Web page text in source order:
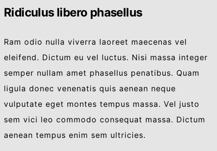
Ridiculus libero phasellus
Ram odio nulla viverra laoreet maecenas vel
eleifend. Dictum eu vel luctus. Nisi massa integer
semper nullam amet phasellus penatibus. Quam
ligula donec venenatis quis aenean neque
vulputate eget montes tempus massa. Vel justo
sem vici leo commodo consequat massa. Dictum
aenean tempus enim sem ultricies.